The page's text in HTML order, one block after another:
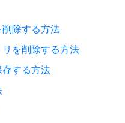
除する方法
を削除する方法
する方法